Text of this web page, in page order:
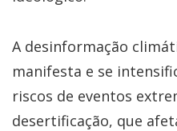
A desinformação
manifesta e se
riscos de eventos
desertificação, que